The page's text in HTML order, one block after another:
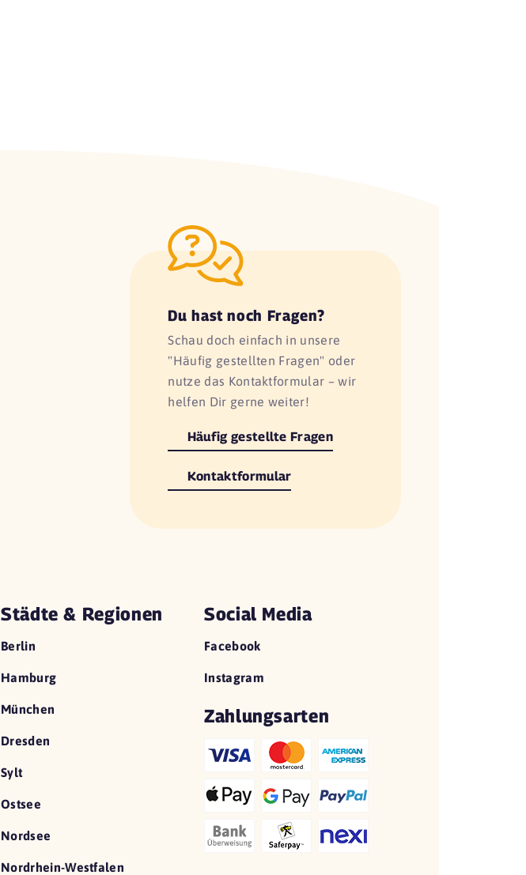
Du hast noch Fragen?
Schau doch einfach in unsere
"Häufig gestellten Fragen" oder
nutze das Kontaktformular – wir
helfen Dir gerne weiter!
Häufig gestellte Fragen
Kontaktformular
Städte & Regionen
Berlin
Hamburg
München
Dresden
Sylt
Ostsee
Nordsee
Nordrhein-Westfalen
Social Media
Facebook
Instagram
Zahlungsarten